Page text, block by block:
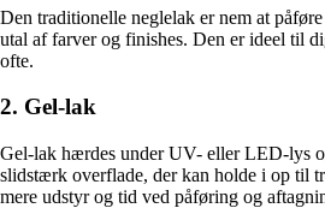
Den traditionelle neglelak er nem at
utal af farver og finishes. Den er ideel til
ofte.
2. Gel-lak
Gel-lak hærdes under UV- eller LED-lys
slidstærk overflade, der kan holde i op til
mere udstyr og tid ved påføring og